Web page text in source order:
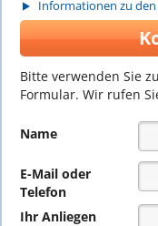
Informationen zu
Bitte verwenden Sie
Formular. Wir rufen
Name
E-Mail oder
Telefon
Ihr Anliegen